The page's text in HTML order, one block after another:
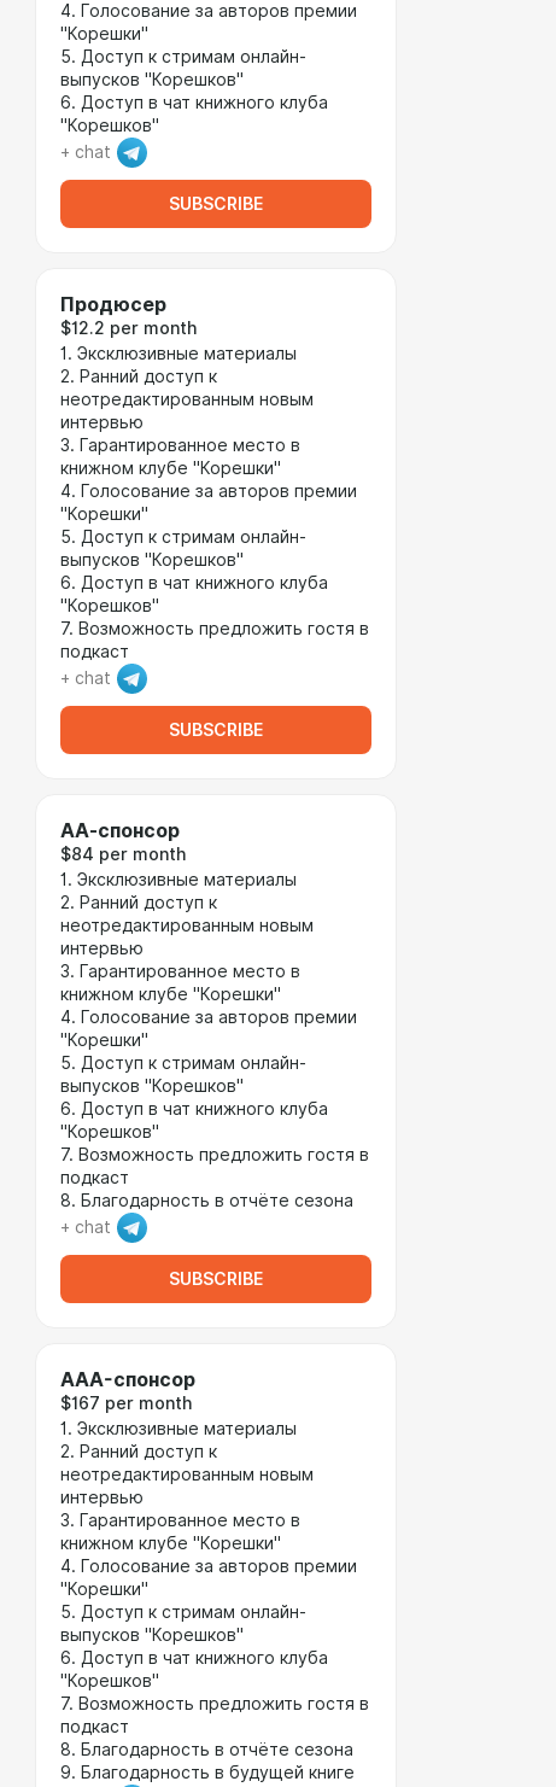
4. Голосование за авторов премии
"Корешки"
5. Доступ к стримам онлайн-
выпусков "Корешков"
6. Доступ в чат книжного клуба
"Корешков"
+ chat
SUBSCRIBE
Продюсер
$12.2 per month
1. Эксклюзивные материалы
2. Ранний доступ к
неотредактированным новым
интервью
3. Гарантированное место в
книжном клубе "Корешки"
4. Голосование за авторов премии
"Корешки"
5. Доступ к стримам онлайн-
выпусков "Корешков"
6. Доступ в чат книжного клуба
"Корешков"
7. Возможность предложить гостя в
подкаст
+ chat
SUBSCRIBE
AA-cпонсор
$84 per month
1. Эксклюзивные материалы
2. Ранний доступ к
неотредактированным новым
интервью
3. Гарантированное место в
книжном клубе "Корешки"
4. Голосование за авторов премии
"Корешки"
5. Доступ к стримам онлайн-
выпусков "Корешков"
6. Доступ в чат книжного клуба
"Корешков"
7. Возможность предложить гостя в
подкаст
8. Благодарность в отчёте сезона
+ chat
SUBSCRIBE
AAA-спонсор
$167 per month
1. Эксклюзивные материалы
2. Ранний доступ к
неотредактированным новым
интервью
3. Гарантированное место в
книжном клубе "Корешки"
4. Голосование за авторов премии
"Корешки"
5. Доступ к стримам онлайн-
выпусков "Корешков"
6. Доступ в чат книжного клуба
"Корешков"
7. Возможность предложить гостя в
подкаст
8. Благодарность в отчёте сезона
9. Благодарность в будущей книге